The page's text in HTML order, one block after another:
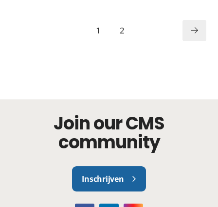
1 2
Join our CMS
community
Inschrijven